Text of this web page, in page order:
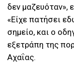
δεν μαζευόταν»,
«Είχε πατήσει
σημείο, και ο
εξετράπη της
Αχαΐας.